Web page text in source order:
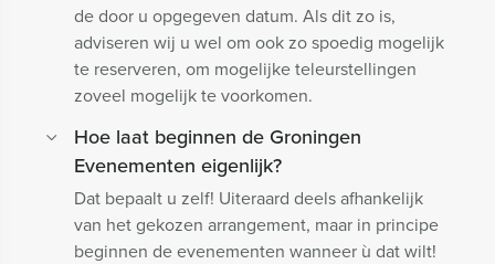
de door u opgegeven datum. Als dit zo is,
adviseren wij u wel om ook zo spoedig mogelijk
te reserveren, om mogelijke teleurstellingen
zoveel mogelijk te voorkomen.
Hoe laat beginnen de Groningen
Evenementen eigenlijk?
Dat bepaalt u zelf! Uiteraard deels afhankelijk
van het gekozen arrangement, maar in principe
beginnen de evenementen wanneer ù dat wilt!